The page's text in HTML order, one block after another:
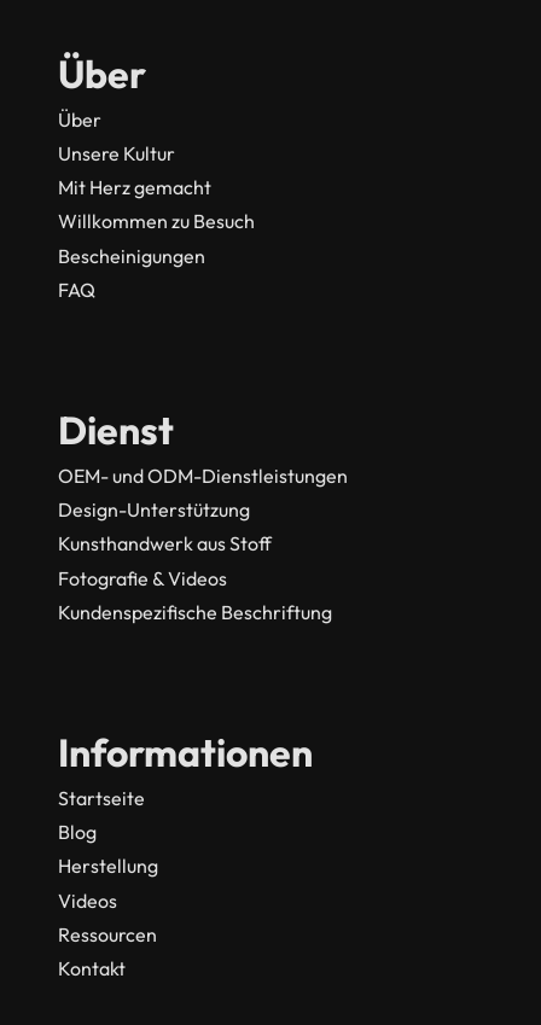
Über
Über
Unsere Kultur
Mit Herz gemacht
Willkommen zu Besuch
Bescheinigungen
FAQ
Dienst
OEM- und ODM-Dienstleistungen
Design-Unterstützung
Kunsthandwerk aus Stoff
Fotografie & Videos
Kundenspezifische Beschriftung
Informationen
Startseite
Blog
Herstellung
Videos
Ressourcen
Kontakt